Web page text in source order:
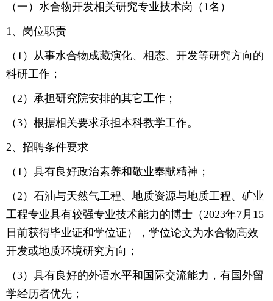
（一）水合物开发相关研究专业技术岗（1名）
1、岗位职责
（1）从事水合物成藏演化、相态、开发等研究方向的
科研工作；
（2）承担研究院安排的其它工作；
（3）根据相关要求承担本科教学工作。
2、招聘条件要求
（1）具有良好政治素养和敬业奉献精神；
（2）石油与天然气工程、地质资源与地质工程、矿业
工程专业具有较强专业技术能力的博士（2023年7月15
日前获得毕业证和学位证），学位论文为水合物高效
开发或地质环境研究方向；
（3）具有良好的外语水平和国际交流能力，有国外留
学经历者优先；